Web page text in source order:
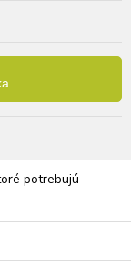
potrebujú